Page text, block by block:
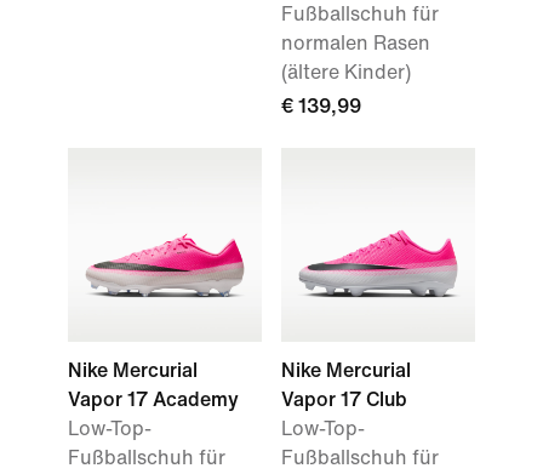
Fußballschuh für
normalen Rasen
(ältere Kinder)
€ 139,99
Nike Mercurial
Vapor 17 Academy
Low-Top-
Fußballschuh für
Nike Mercurial
Vapor 17 Club
Low-Top-
Fußballschuh für